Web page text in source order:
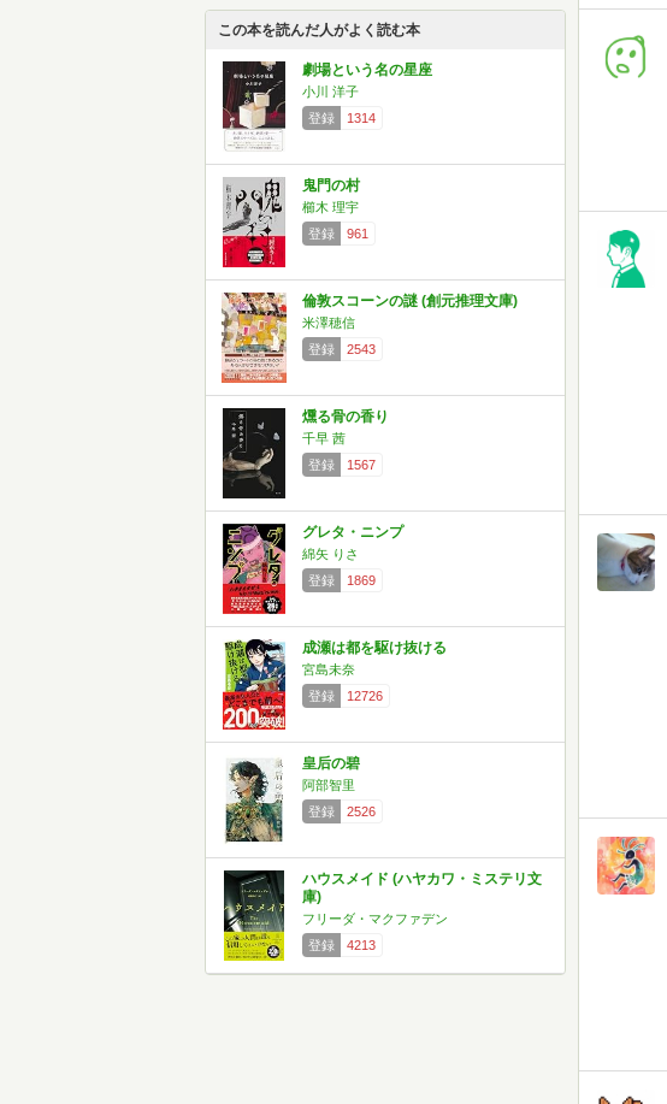
この本を読んだ人がよく読む本
劇場という名の星座
小川 洋子
登録
1314
鬼門の村
櫛木 理宇
登録
961
倫敦スコーンの謎 (創元推理文庫)
米澤穂信
登録
2543
燻る骨の香り
千早 茜
登録
1567
グレタ・ニンプ
綿矢 りさ
登録
1869
成瀬は都を駆け抜ける
宮島未奈
登録
12726
皇后の碧
阿部智里
登録
2526
ハウスメイド (ハヤカワ・ミステリ文
庫)
フリーダ・マクファデン
登録
4213